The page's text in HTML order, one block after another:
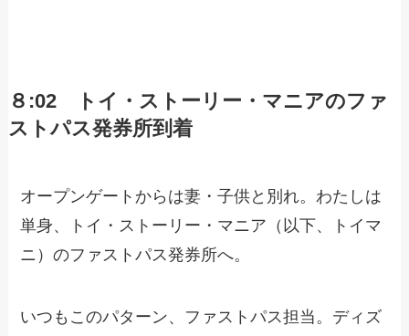
８:02 トイ・ストーリー・マニアのファ
ストパス発券所到着
オープンゲートからは妻・子供と別れ。わたしは
単身、トイ・ストーリー・マニア（以下、トイマ
ニ）のファストパス発券所へ。
いつもこのパターン、ファストパス担当。ディズ